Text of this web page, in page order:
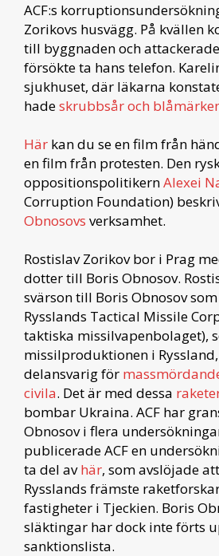
ACF:s
Zorikovs husvägg. På kvällen
till byggnaden och
försökte ta hans telefon.
sjukhuset, där läkarna
hadeskrubbsår och
Här kan du se en film från
en film från protesten. Den
oppositionspolitikernAlexei
Corruption Foundation)
Obnosovs verksamhet.
Rostislav Zorikov bor i Prag
dotter till Boris Obnosov.
svärson till Boris Obnosov
Rysslands Tactical Missile
taktiska missilvapenbolaget),
missilproduktionen i
delansvarig för
civila. Det är med dessa
bombar Ukraina. ACF har
Obnosov i flera
publicerade ACF en
ta del avhär, som avslöjade
Rysslands främste
fastigheter i Tjeckien. Boris
släktingar har dock inte förts
sanktionslista.